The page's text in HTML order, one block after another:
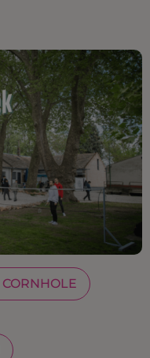
CORNHOLE